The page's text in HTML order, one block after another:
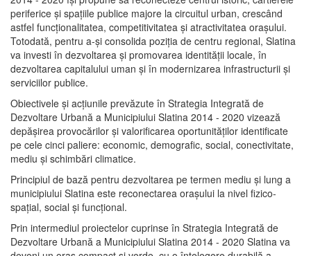
periferice şi spaţiile publice majore la circuitul urban, crescând
astfel funcţionalitatea, competitivitatea şi atractivitatea oraşului.
Totodată, pentru a-şi consolida poziţia de centru regional, Slatina
va investi în dezvoltarea şi promovarea identităţii locale, în
dezvoltarea capitalului uman şi în modernizarea infrastructurii şi
serviciilor publice.
Obiectivele şi acţiunile prevăzute în Strategia Integrată de
Dezvoltare Urbană a Municipiului Slatina 2014 - 2020 vizează
depășirea provocărilor şi valorificarea oportunităţilor identificate
pe cele cinci paliere: economic, demografic, social, conectivitate,
mediu şi schimbări climatice.
Principiul de bază pentru dezvoltarea pe termen mediu şi lung a
municipiului Slatina este reconectarea oraşului la nivel fizico-
spaţial, social şi funcţional.
Prin intermediul proiectelor cuprinse în Strategia Integrată de
Dezvoltare Urbană a Municipiului Slatina 2014 - 2020 Slatina va